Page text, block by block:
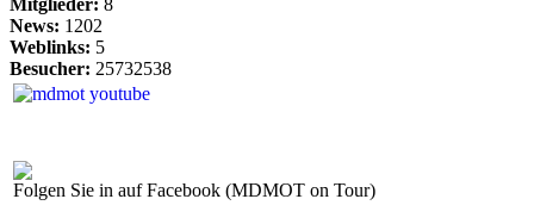
Mitglieder: 8
News: 1202
Weblinks: 5
Besucher: 25732538
Folgen Sie in auf Facebook (MDMOT on Tour)